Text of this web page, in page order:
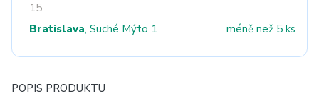
15
Bratislava, Suché Mýto 1 méně než 5 ks
POPIS PRODUKTU